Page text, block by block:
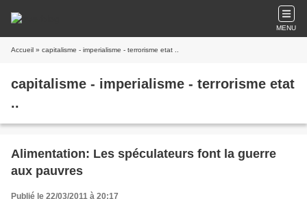
MENU
Accueil » capitalisme - imperialisme - terrorisme etat ..
capitalisme - imperialisme - terrorisme etat
..
Alimentation: Les spéculateurs font la guerre
aux pauvres
Publié le 22/03/2011 à 20:17